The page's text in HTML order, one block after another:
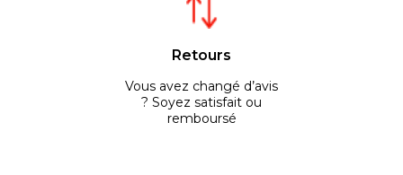
Retours
Vous avez changé d’avis
? Soyez satisfait ou
remboursé